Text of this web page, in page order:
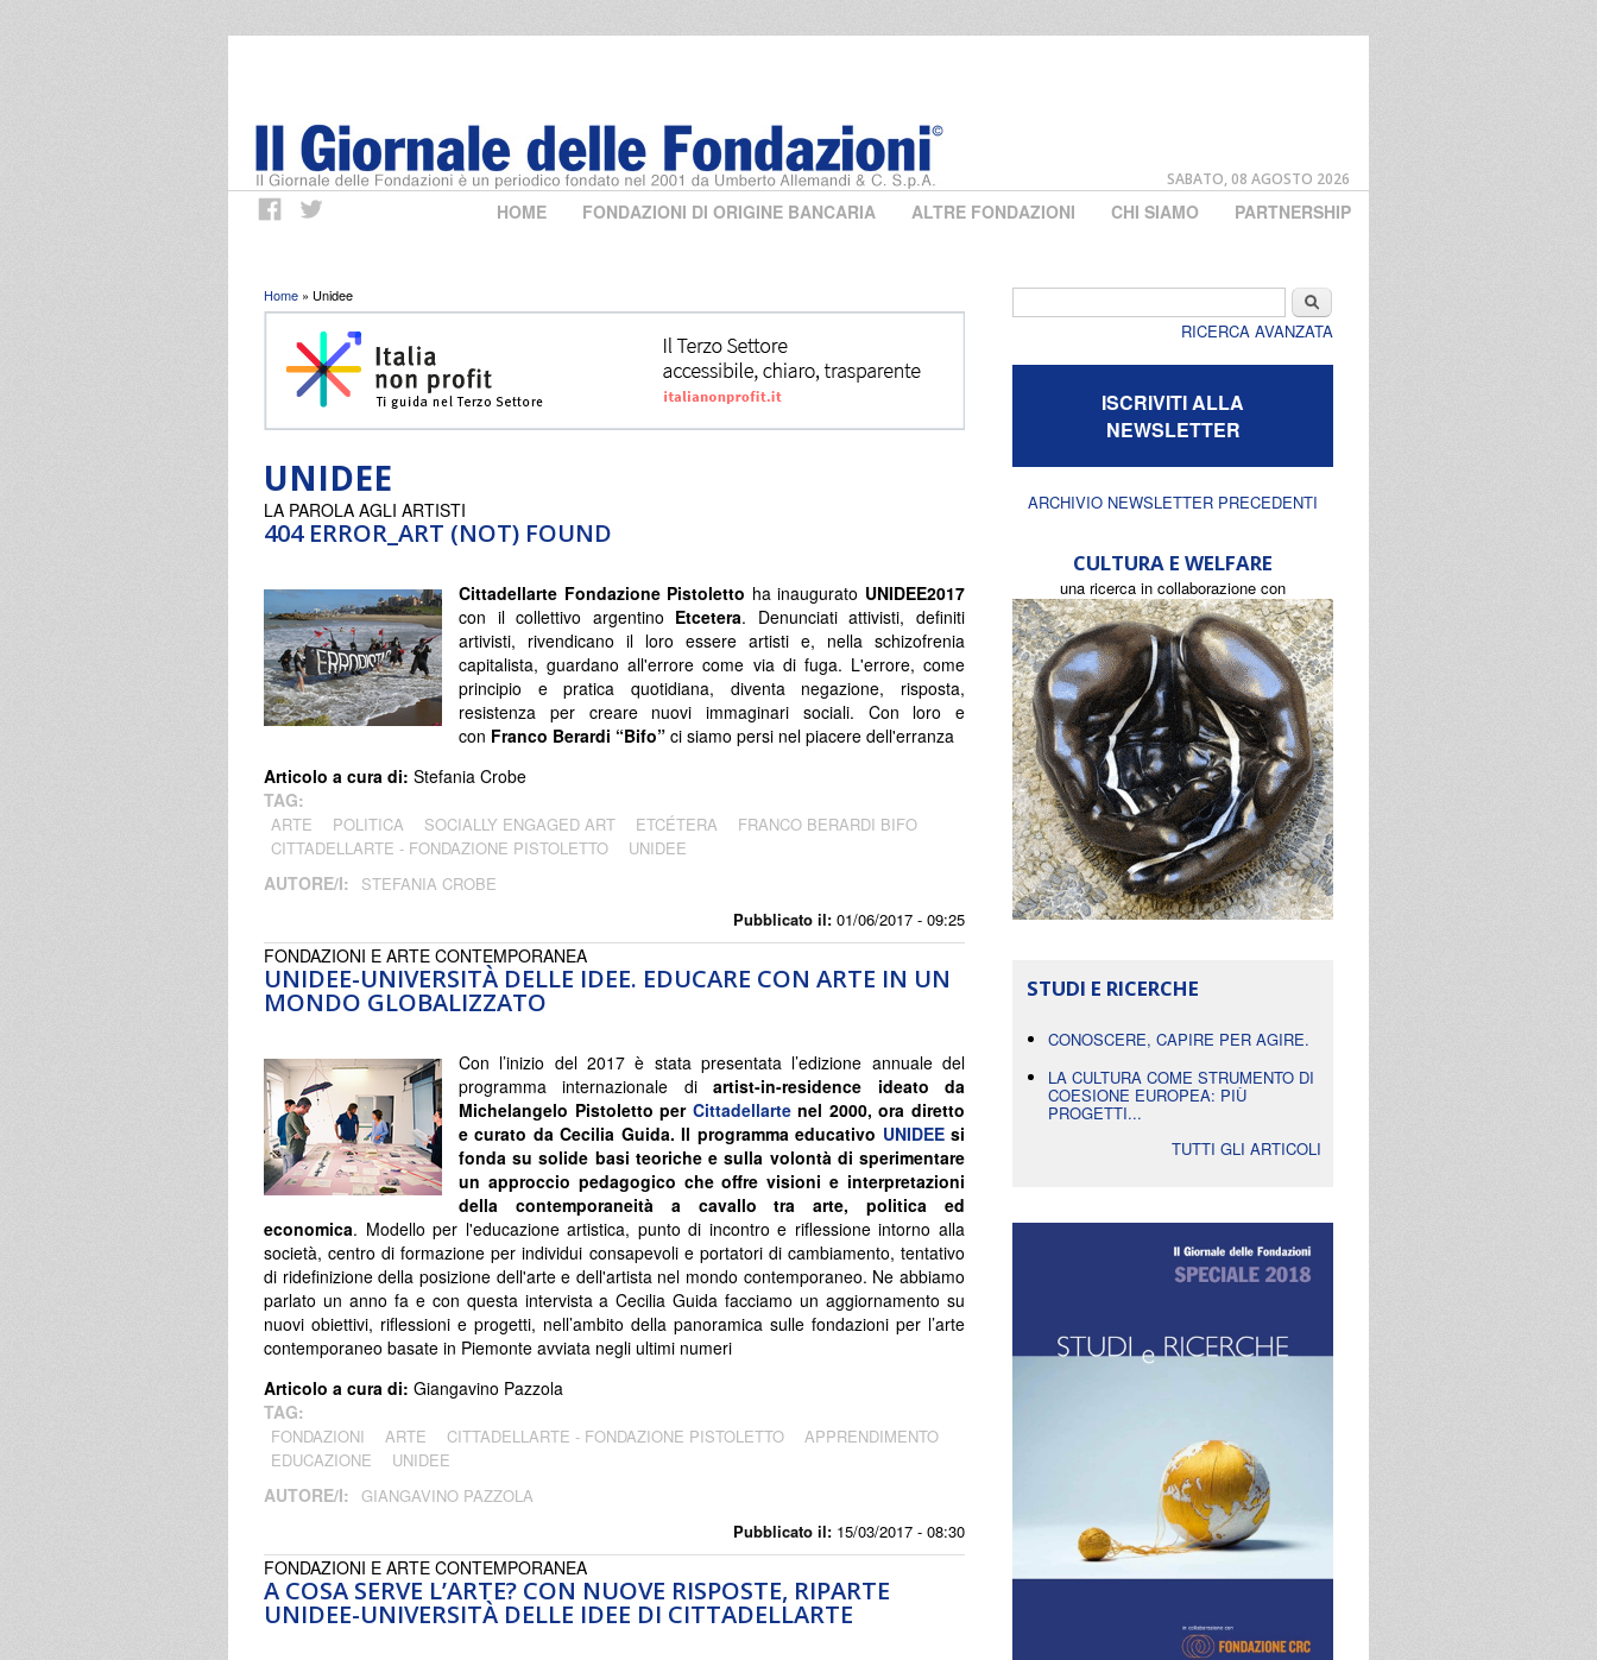
SABATO, 08 AGOSTO 2026
HOME FONDAZIONI DI ORIGINE BANCARIA ALTRE FONDAZIONI CHI SIAMO PARTNERSHIP
Tu sei qui
Home » Unidee
UNIDEE
404 ERROR_ART (NOT) FOUND
Pubblicato il: 01/06/2017 - 09:25
LA PAROLA AGLI ARTISTI
Cittadellarte Fondazione Pistoletto ha inaugurato UNIDEE2017
con il collettivo argentino Etcetera. Denunciati attivisti, definiti
artivisti, rivendicano il loro essere artisti e, nella schizofrenia
capitalista, guardano all'errore come via di fuga. L'errore, come
principio e pratica quotidiana, diventa negazione, risposta,
resistenza per creare nuovi immaginari sociali. Con loro e
con Franco Berardi “Bifo” ci siamo persi nel piacere dell'erranza
Articolo a cura di: Stefania Crobe
TAG:
ARTE POLITICA SOCIALLY ENGAGED ART ETCÉTERA
FRANCO BERARDI BIFO
CITTADELLARTE - FONDAZIONE PISTOLETTO
UNIDEE
AUTORE/I: STEFANIA CROBE
UNIDEE-UNIVERSITÀ DELLE IDEE. EDUCARE CON ARTE IN UN
MONDO GLOBALIZZATO
Pubblicato il: 15/03/2017 - 08:30
FONDAZIONI E ARTE CONTEMPORANEA
Con l’inizio del 2017 è stata presentata l’edizione annuale del
programma internazionale diartist-in-residence ideato da
Michelangelo Pistoletto per Cittadellartenel 2000, ora diretto
e curato da Cecilia Guida. Il programma educativo UNIDEEsi
fonda su solide basi teoriche e sulla volontà di sperimentare
un approccio pedagogico che offre visioni e interpretazioni
della contemporaneità a cavallo tra arte, politica ed
economica. Modello per l'educazione artistica, punto di incontro e riflessione intorno alla
società, centro di formazione per individui consapevoli e portatori di cambiamento, tentativo
di ridefinizione della posizione dell'arte e dell'artista nel mondo contemporaneo. Ne abbiamo
parlato un anno fa e con questa intervista a Cecilia Guida facciamo un aggiornamento su
nuovi obiettivi, riflessioni e progetti, nell’ambito della panoramica sulle fondazioni per l’arte
contemporaneo basate in Piemonte avviata negli ultimi numeri
Articolo a cura di: Giangavino Pazzola
TAG:
FONDAZIONI ARTE CITTADELLARTE - FONDAZIONE PISTOLETTO
APPRENDIMENTO
EDUCAZIONE
UNIDEE
AUTORE/I: GIANGAVINO PAZZOLA
A COSA SERVE L’ARTE? CON NUOVE RISPOSTE, RIPARTE
UNIDEE-UNIVERSITÀ DELLE IDEE DI CITTADELLARTE
FONDAZIONI E ARTE CONTEMPORANEA
Cerca
RICERCA AVANZATA
ISCRIVITI ALLA
NEWSLETTER
ARCHIVIO NEWSLETTER PRECEDENTI
CULTURA E WELFARE
una ricerca in collaborazione con
STUDI E RICERCHE
CONOSCERE, CAPIRE PER AGIRE.
LA CULTURA COME STRUMENTO DI
COESIONE EUROPEA: PIÙ
PROGETTI...
TUTTI GLI ARTICOLI